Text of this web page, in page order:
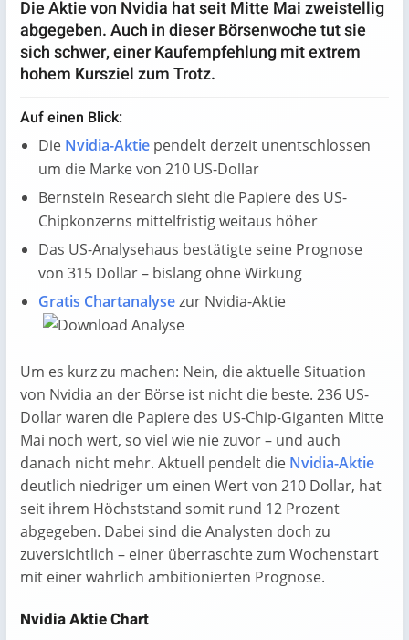
Die Aktie von Nvidia hat seit Mitte Mai zweistellig
abgegeben. Auch in dieser Börsenwoche tut sie
sich schwer, einer Kaufempfehlung mit extrem
hohem Kursziel zum Trotz.
Auf einen Blick:
Die Nvidia-Aktie pendelt derzeit unentschlossen
um die Marke von 210 US-Dollar
Bernstein Research sieht die Papiere des US-
Chipkonzerns mittelfristig weitaus höher
Das US-Analysehaus bestätigte seine Prognose
von 315 Dollar – bislang ohne Wirkung
Gratis Chartanalysezur Nvidia-Aktie
Um es kurz zu machen: Nein, die aktuelle Situation
von Nvidia an der Börse ist nicht die beste. 236 US-
Dollar waren die Papiere des US-Chip-Giganten Mitte
Mai noch wert, so viel wie nie zuvor – und auch
danach nicht mehr. Aktuell pendelt die Nvidia-Aktie
deutlich niedriger um einen Wert von 210 Dollar, hat
seit ihrem Höchststand somit rund 12 Prozent
abgegeben. Dabei sind die Analysten doch zu
zuversichtlich – einer überraschte zum Wochenstart
mit einer wahrlich ambitionierten Prognose.
Nvidia Aktie Chart